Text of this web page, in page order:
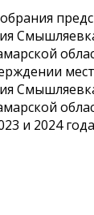
и 2024